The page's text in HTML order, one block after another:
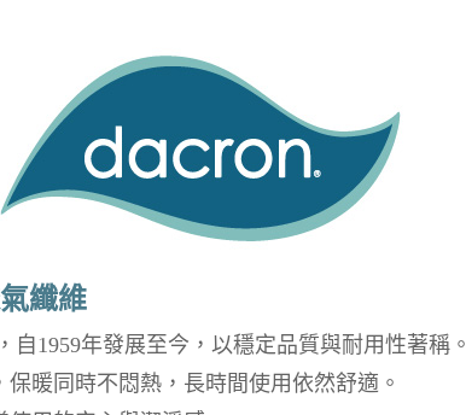
纖維
自1959年發展至今，以穩定品質與耐用性著稱。
暖同時不悶熱，長時間使用依然舒適。